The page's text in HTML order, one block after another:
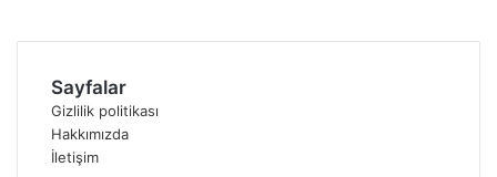
Sayfalar
Gizlilik politikası
Hakkımızda
İletişim